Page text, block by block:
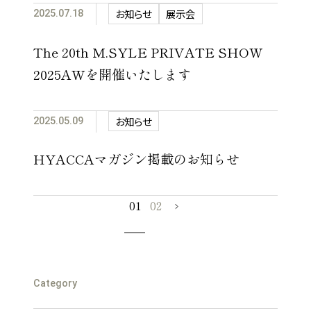
2025.07.18 お知らせ 展示会
The 20th M.SYLE PRIVATE SHOW
2025AWを開催いたします
2025.05.09 お知らせ
HYACCAマガジン掲載のお知らせ
01 02
Category